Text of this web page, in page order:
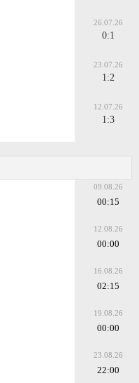
26.07.26
0:1
23.07.26
1:2
12.07.26
1:3
09.08.26
00:15
12.08.26
00:00
16.08.26
02:15
19.08.26
00:00
23.08.26
22:00